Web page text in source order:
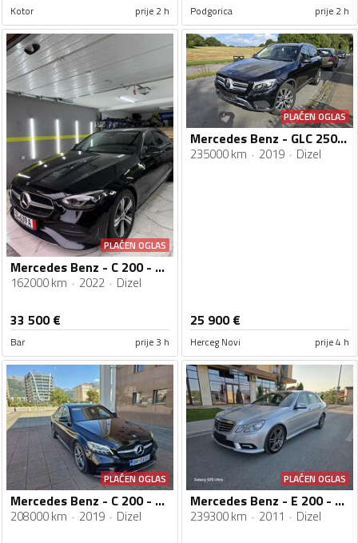
Kotor prije 2 h Podgorica prije 2 h
PLAĆEN OGLAS
Mercedes Benz - C 200 - C200
162000 km 2022 Dizel
33 500€
Bar prije 3 h
PLAĆEN OGLAS
Mercedes Benz - GLC 250 - d
235000 km 2019 Dizel
25 900€
Herceg Novi prije 4 h
PLAĆEN OGLAS
Mercedes Benz - C 200 - c200 cdi
208000 km 2019 Dizel
PLAĆEN OGLAS
Mercedes Benz - E 200 - Cdi AMG
239300 km 2011 Dizel